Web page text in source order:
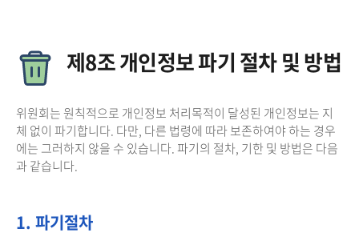
제8조 개인정보 파기 절차 및 방법
위원회는 원칙적으로 개인정보 처리목적이 달성된 개인정보는 지
체 없이 파기합니다. 다만, 다른 법령에 따라 보존하여야 하는 경우
에는 그러하지 않을 수 있습니다. 파기의 절차, 기한 및 방법은 다음
과 같습니다.
1. 파기절차